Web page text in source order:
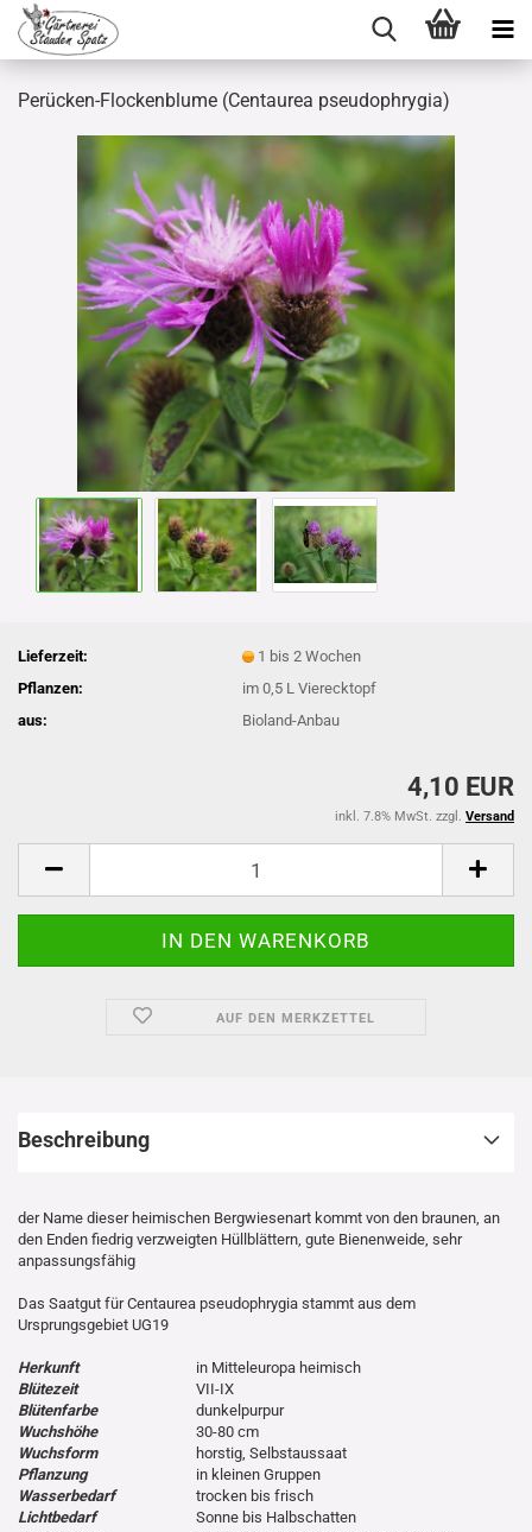
Perücken-Flockenblume (Centaurea pseudophrygia)
Lieferzeit:
1 bis 2 Wochen
Pflanzen:
im 0,5 L Vierecktopf
aus:
Bioland-Anbau
4,10 EUR
inkl. 7.8% MwSt. zzgl. Versand
AUF DEN MERKZETTEL
Beschreibung
der Name dieser heimischen Bergwiesenart kommt von den braunen, an
den Enden fiedrig verzweigten Hüllblättern, gute Bienenweide, sehr
anpassungsfähig
Das Saatgut für Centaurea pseudophrygia stammt aus dem
Ursprungsgebiet UG19
Herkunft
in Mitteleuropa heimisch
Blütezeit
VII-IX
Blütenfarbe
dunkelpurpur
Wuchshöhe
30-80 cm
Wuchsform
horstig, Selbstaussaat
Pflanzung
in kleinen Gruppen
Wasserbedarf
trocken bis frisch
Lichtbedarf
Sonne bis Halbschatten